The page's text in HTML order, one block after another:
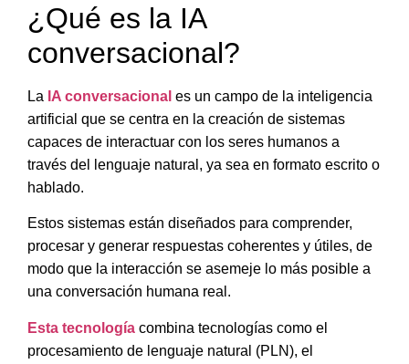
¿Qué es la IA
conversacional?
La IA conversacional es un campo de la inteligencia
artificial que se centra en la creación de sistemas
capaces de interactuar con los seres humanos a
través del lenguaje natural , ya sea en formato escrito o
hablado.
Estos sistemas están diseñados para comprender,
procesar y generar respuestas coherentes y útiles, de
modo que la interacción se asemeje lo más posible a
una conversación humana real.
Esta tecnología combina tecnologías como el
procesamiento de lenguaje natural (PLN), el